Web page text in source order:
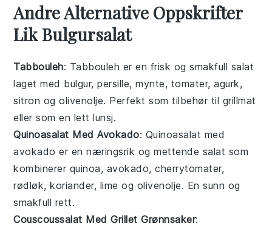
Andre Alternative Oppskrifter
Lik Bulgursalat
Tabbouleh: Tabbouleh er en frisk og smakfull salat
laget med bulgur,persille,mynte, tomater,agurk,
sitron ogolivenolje. Perfekt som tilbehør til grillmat
eller som en lett lunsj.
Quinoasalat Med Avokado: Quinoasalat med
avokado er en næringsrik og mettende salat som
kombinerer quinoa, avokado,cherrytomater,
rødløk,koriander, lime og olivenolje. En sunn og
smakfull rett.
Couscoussalat Med Grillet Grønnsaker: